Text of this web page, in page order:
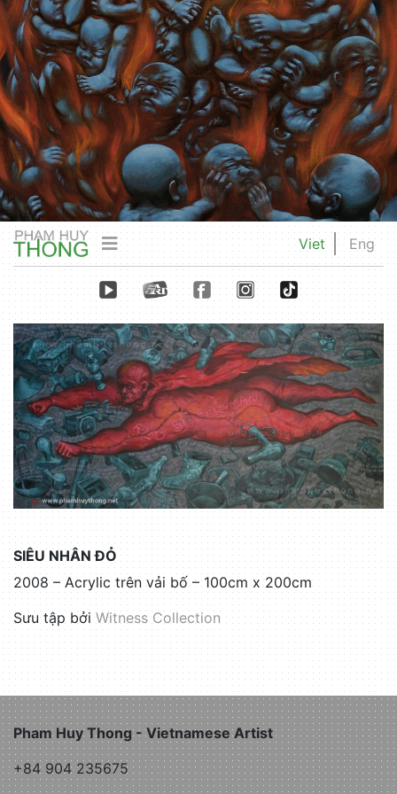
Viet Eng
SIÊU NHÂN ĐỎ
2008 – Acrylic trên vải bố – 100cm x 200cm
Sưu tập bởi Witness Collection
Pham Huy Thong - Vietnamese Artist
+84 904 235675